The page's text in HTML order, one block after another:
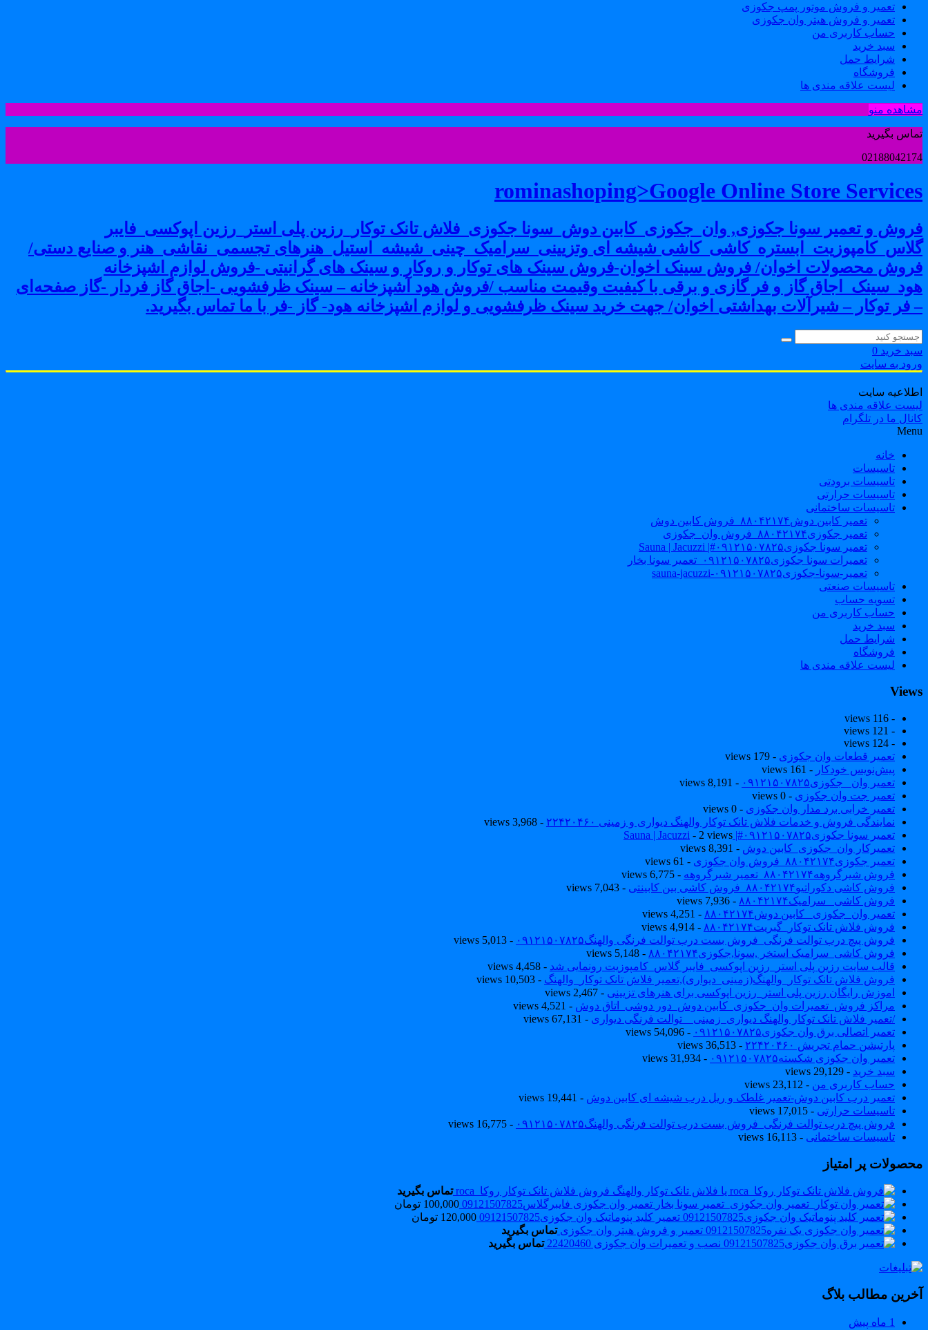
تعمیر و فروش موتور پمپ جکوزی
تعمیر و فروش هیتر وان جکوزی
حساب کاربری من
سبد خرید
شرایط حمل
فروشگاه
لیست علاقه مندی ها
مشاهده منو
تماس بگیرید
02188042174
rominashoping>Google Online Store Services
فروش و تعمیر سونا جکوزی, وان_جکوزی_کابین دوش_سونا جکوزی_فلاش تانک توکار_رزین پلی استر_رزین اپوکسی_فایبر
گلاس_کامپوزیت_ابستره_کاشی_کاشی شیشه ای وتزیینی_سرامیک_چینی_شیشه_استیل_هنرهای تجسمی_نقاشی_هنر و صنایع دستی/
فروش محصولات اخوان/ فروش سینک اخوان-فروش سینک های توکار و روکار و سینک های گرانیتی -فروش لوازم اشپزخانه
هود_سینک_اجاق گاز و فر گازی و برقی با کیفیت وقیمت مناسب /فروش هود آشپزخانه – سینک ظرفشویی -اجاق گاز فردار -گاز صفحه‌ای
– فر توکار – شیرآلات بهداشتی اخوان/ جهت خرید سینک ظرفشویی و لوازم اشپزخانه هود- گاز -فر با ما تماس بگیرید.
سبد خرید 0
ورود به سایت
اطلاعیه سایت
لیست علاقه مندی ها
کانال ما در تلگرام
Menu
خانه
تاسیسات
تاسیسات برودتی
تاسیسات حرارتی
تاسیسات ساختمانی
تعمیر کابین دوش۸۸۰۴۲۱۷۴_فروش کابین دوش
تعمیر جکوزی۸۸۰۴۲۱۷۴_فروش وان_جکوزی
تعمیر سونا جکوزی۰۹۱۲۱۵۰۷۸۲۵#| Sauna | Jacuzzi
تعمیرات سونا جکوزی۰۹۱۲۱۵۰۷۸۲۵_تعمیر سونا بخار
تعمیر-سونا-جکوزی۰۹۱۲۱۵۰۷۸۲۵-sauna-jacuzzi
تاسیسات صنعتی
تسویه حساب
حساب کاربری من
سبد خرید
شرایط حمل
فروشگاه
لیست علاقه مندی ها
Views
- 116 views
- 121 views
- 124 views
تعمیر قطعات وان جکوزی - 179 views
پیش‌نویس خودکار - 161 views
تعمیر وان _جکوزی۰۹۱۲۱۵۰۷۸۲۵
- 8,191 views
تعمیر جت وان جکوزی - 0 views
تعمیر خرابی برد مدار وان جکوزی - 0 views
نمایندگی فروش و خدمات فلاش تانک توکار والهنگ دیواری و زمینی ۲۲۴۲۰۴۶۰
- 3,968 views
تعمیر سونا جکوزی۰۹۱۲۱۵۰۷۸۲۵#| Sauna | Jacuzzi
- 2 views
تعمیرکار وان_جکوزی_کابین دوش - 8,391 views
تعمیر جکوزی۸۸۰۴۲۱۷۴_فروش وان جکوزی
- 61 views
فروش شیرگروهه۸۸۰۴۲۱۷۴_تعمیر شیرگروهه
- 6,775 views
فروش کاشی دکوراتیو۸۸۰۴۲۱۷۴_فروش کاشی بین کابینتی
- 7,043 views
فروش کاشی _سرامیک۸۸۰۴۲۱۷۴
- 7,936 views
تعمیر وان_جکوزی_ کابین دوش۸۸۰۴۲۱۷۴
- 4,251 views
فروش فلاش تانک توکار_گبریت۸۸۰۴۲۱۷۴
- 4,914 views
فروش پیچ درب توالت فرنگی_فروش بست درب توالت فرنگی والهنگ۰۹۱۲۱۵۰۷۸۲۵
- 5,013 views
فروش کاشی_سرامیک استخر ,سونا,جکوزی۸۸۰۴۲۱۷۴
- 5,148 views
قالب سایت رزین پلی استر_رزین اپوکسی_فایبر گلاس_کامپوزیت رونمایی شد - 4,458 views
فروش فلاش تانک توکار_والهنگ(زمینی_دیواری),تعمیر فلاش تانک توکار_والهنگ - 10,503 views
اموزش رایگان رزین پلی استر_رزین اپوکسی برای هنرهای تزیینی - 2,467 views
مراکز فروش_تعمیرات وان_جکوزی_کابین دوش_دور دوشی_اتاق دوش - 4,521 views
/تعمیر فلاش تانک توکار والهنگ دیواری_زمینی _ توالت فرنگی دیواری - 67,131 views
تعمیر اتصالی برق وان جکوزی۰۹۱۲۱۵۰۷۸۲۵
- 54,096 views
پارتیشن حمام تجریش ۲۲۴۲۰۴۶۰
- 36,513 views
تعمیر وان جکوزی شکسته۰۹۱۲۱۵۰۷۸۲۵
- 31,934 views
سبد خرید - 29,129 views
حساب کاربری من - 23,112 views
تعمیر درب کابین دوش-تعمیر غلطک و ریل درب شیشه ای کابین دوش - 19,441 views
تاسیسات حرارتی - 17,015 views
فروش پیچ درب توالت فرنگی_فروش بست درب توالت فرنگی والهنگ۰۹۱۲۱۵۰۷۸۲۵
- 16,775 views
تاسیسات ساختمانی - 16,113 views
محصولات پر امتیاز
فروش فلاش تانک توکار روکا_roca
تماس بگیرید
تعمیر وان جکوزی فایبرگلاس09121507825
100,000 تومان
تعمیر کلید پنوماتیک وان جکوزی09121507825
120,000 تومان
تعمیر و فروش هیتر وان جکوزی تماس بگیرید
نصب و تعمیرات وان جکوزی 22420460
تماس بگیرید
آخرین مطالب بلاگ
1 ماه پیش